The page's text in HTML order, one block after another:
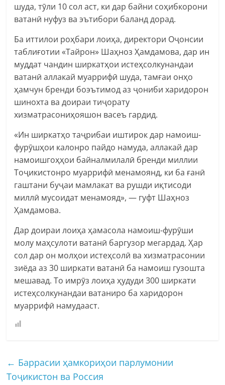
шуда, тӯли 10 сол аст, ки дар байни соҳибкорони
ватанӣ нуфуз ва эътибори баланд дорад.
Ба иттилои роҳбари лоиҳа, директори Оҷонсии
таблиғотии «Тайрон» Шаҳноз Ҳамдамова, дар ин
муддат чандин ширкатҳои истеҳсолкунандаи
ватанӣ аллакай муаррифӣ шуда, тамғаи онҳо
ҳамчун бренди боэътимод аз ҷониби харидорон
шинохта ва доираи тиҷорату
хизматрасониҳояшон васеъ гардид.
«Ин ширкатҳо таҷрибаи иштирок дар намоиш-
фурӯшҳои калонро пайдо намуда, аллакай дар
намоишгоҳҳои байналмилалӣ бренди миллии
Тоҷикистонро муаррифӣ менамоянд, ки ба ғанӣ
гаштани буҷаи мамлакат ва рушди иқтисоди
миллӣ мусоидат менамояд», — гуфт Шаҳноз
Ҳамдамова.
Дар доираи лоиҳа ҳамасола намоиш-фурӯши
молу маҳсулоти ватанӣ баргузор мегардад. Ҳар
сол дар он молҳои истеҳсолӣ ва хизматрасонии
зиёда аз 30 ширкати ватанӣ ба намоиш гузошта
мешавад. То имрӯз лоиҳа ҳудуди 300 ширкати
истеҳсолкунандаи ватаниро ба харидорон
муаррифӣ намудааст.
← Баррасии ҳамкориҳои парлумонии
Тоҷикистон ва Россия